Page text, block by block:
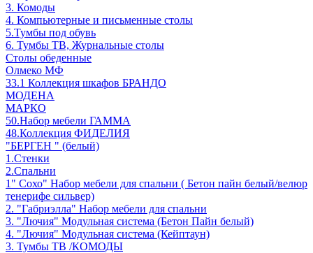
3. Комоды
4. Компьютерные и письменные столы
5.Тумбы под обувь
6. Тумбы ТВ, Журнальные столы
Столы обеденные
Олмеко МФ
33.1 Коллекция шкафов БРАНДО
МОДЕНА
МАРКО
50.Набор мебели ГАММА
48.Коллекция ФИДЕЛИЯ
"БЕРГЕН " (белый)
1.Стенки
2.Спальни
1" Сохо" Набор мебели для спальни ( Бетон пайн белый/велюр
тенерифе сильвер)
2. "Габриэлла" Набор мебели для спальни
3. "Лючия" Модульная система (Бетон Пайн белый)
4. "Лючия" Модульная система (Кейптаун)
3. Тумбы ТВ /КОМОДЫ